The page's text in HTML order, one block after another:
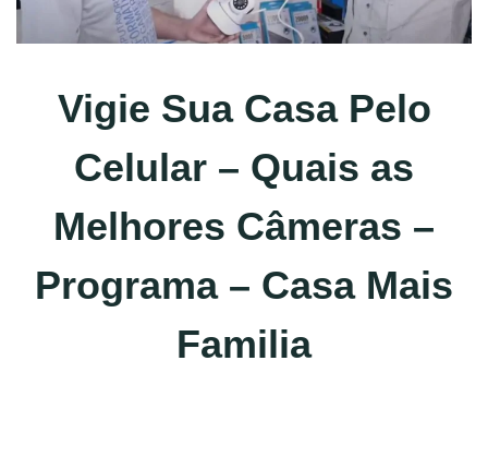
Vigie Sua Casa Pelo
Celular – Quais as
Melhores Câmeras –
Programa – Casa Mais
Familia